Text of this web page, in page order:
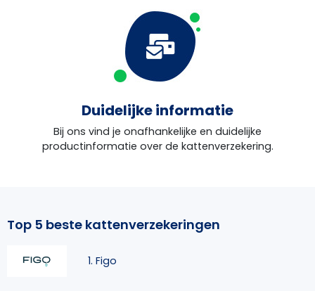
Duidelijke informatie
Bij ons vind je onafhankelijke en duidelijke
productinformatie over de kattenverzekering.
Top 5 beste kattenverzekeringen
1. Figo